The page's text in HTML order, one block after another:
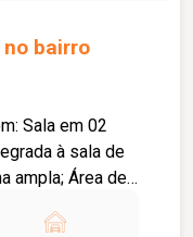
bairro
à sala de
ampla; Área de
venda;